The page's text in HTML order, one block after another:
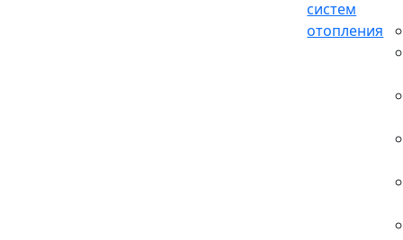
систем
отопления